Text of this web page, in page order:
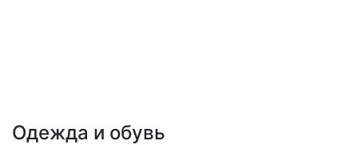
Одежда и обувь